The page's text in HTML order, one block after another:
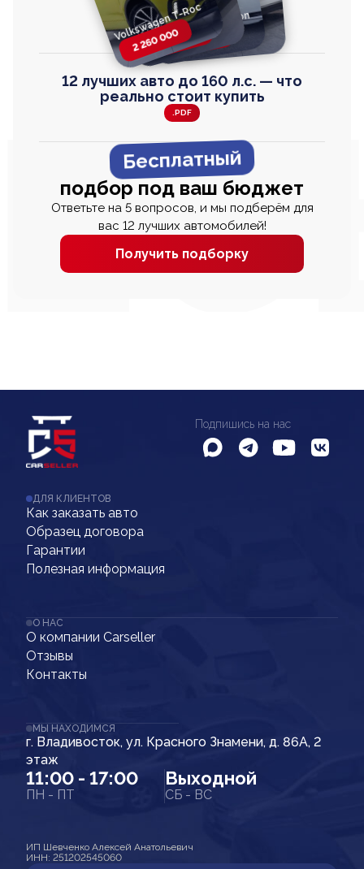
Volkswagen T-Roc
2 260 000
Toyota Harrier
2 820 000
Honda Step Wagon
2 820 000
Volkswagen
TAYRON
2 670 000
12 лучших авто до 160 л.с. — что
реально стоит купить
.PDF
Бесплатный
подбор под ваш бюджет
Ответьте на 5 вопросов, и мы подберём для
вас 12 лучших автомобилей!
Получить подборку
Подпишись на нас
ДЛЯ КЛИЕНТОВ
Как заказать авто
Образец договора
Гарантии
Полезная информация
О НАС
О компании Carseller
Отзывы
Контакты
МЫ НАХОДИМСЯ
г. Владивосток, ул. Красного Знамени, д. 86А, 2
этаж
11:00 - 17:00
ПН - ПТ
Выходной
СБ - ВС
ИП Шевченко Алексей Анатольевич
ИНН: 251202545060